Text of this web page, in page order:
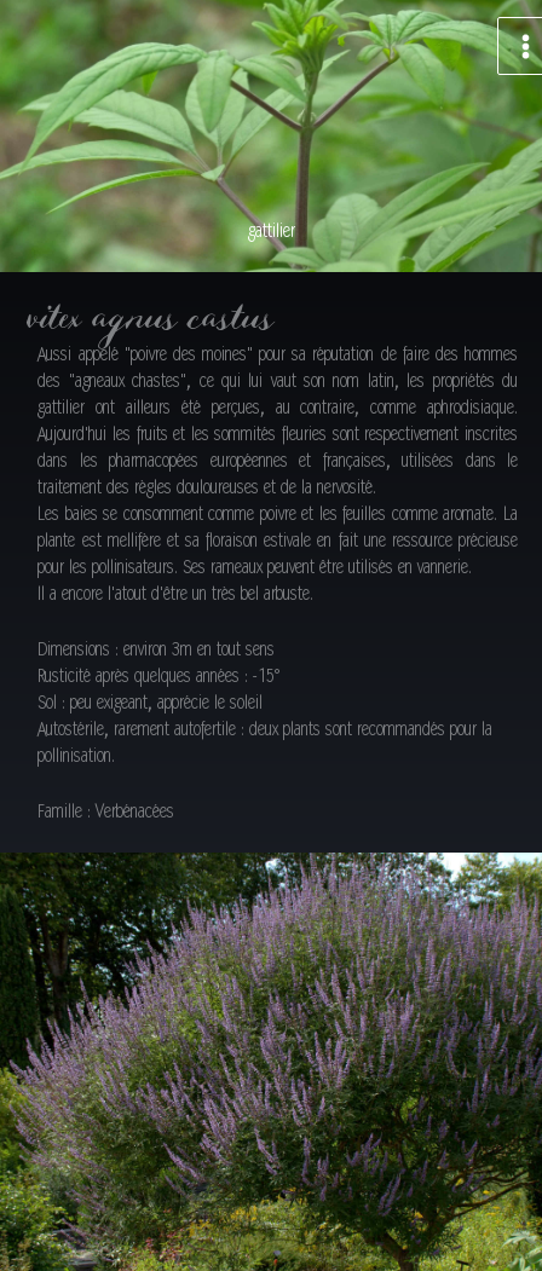
au
contenu
gattilier
vitex agnus castus
Aussi appelé "poivre des moines" pour sa réputation de faire des hommes
des "agneaux chastes", ce qui lui vaut son nom latin, les propriétés du
gattilier ont ailleurs été perçues, au contraire, comme aphrodisiaque.
Aujourd'hui les fruits et les sommités fleuries sont respectivement inscrites
dans les pharmacopées européennes et françaises, utilisées dans le
traitement des règles douloureuses et de la nervosité.
Les baies se consomment comme poivre et les feuilles comme aromate. La
plante est mellifère et sa floraison estivale en fait une ressource précieuse
pour les pollinisateurs. Ses rameaux peuvent être utilisés en vannerie.
Il a encore l'atout d'être un très bel arbuste.
Dimensions : environ 3m en tout sens
Rusticité après quelques années : -15°
Sol : peu exigeant, apprécie le soleil
Autostérile, rarement autofertile : deux plants sont recommandés pour la
pollinisation.
Famille : Verbénacées